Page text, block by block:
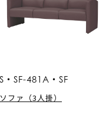
S・SF-481A・SF
ソファ（3人掛）